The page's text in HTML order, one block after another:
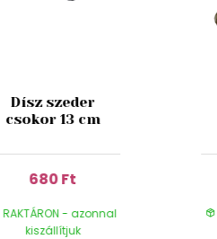
Dísz szeder
csokor 13 cm
680 Ft
RAKTÁRON - azonnal
kiszállítjuk